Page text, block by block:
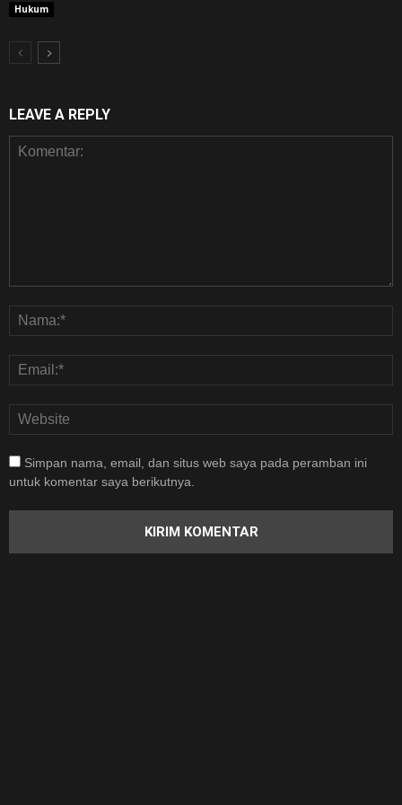
Hukum
LEAVE A REPLY
Simpan nama, email, dan situs web saya pada peramban ini
untuk komentar saya berikutnya.